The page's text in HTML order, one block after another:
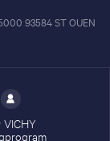
93584 ST OUEN
VICHY